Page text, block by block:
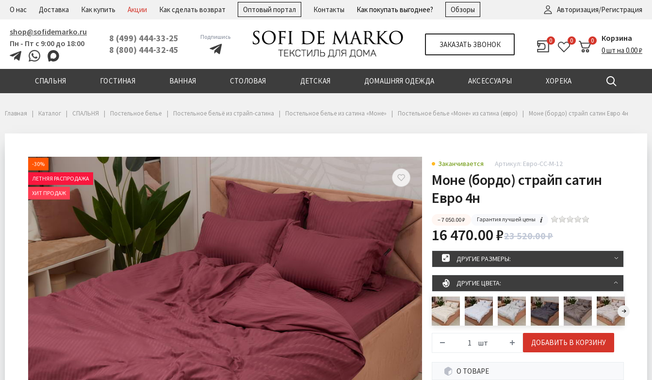
О нас Доставка Как купить Акции Как сделать возврат Оптовый портал Контакты Как покупать выгоднее? Обзоры Авторизация/Регистрация
shop@sofidemarko.ru
Пн - Пт с 9:00 до 18:00
8 (499) 444-33-25
8 (800) 444-32-45
Подпишись
ЗАКАЗАТЬ ЗВОНОК 0 0 0 Корзина
0 шт на 0.00 ₽
СПАЛЬНЯ ГОСТИНАЯ ВАННАЯ СТОЛОВАЯ ДЕТСКАЯ ДОМАШНЯЯ ОДЕЖДА АКСЕССУАРЫ ХОРЕКА
Регистрация
Главная Каталог СПАЛЬНЯ Постельное белье Постельное бельё из страйп-сатина Постельное белье из сатина «Моне» Постельное белье «Моне» из сатина (евро) Моне (бордо) страйп сатин Евро 4н
-30%
ЛЕТНЯЯ РАСПРОДАЖА
ХИТ ПРОДАЖ
Заканчивается Артикул: Евро-СС-М-12
Моне (бордо) страйп сатин
Евро 4н
– 7 050.00 ₽ Гарантия лучшей цены
16 470.00 ₽23 520.00 ₽
ДРУГИЕ РАЗМЕРЫ:
ДРУГИЕ ЦВЕТА:
шт ДОБАВИТЬ В КОРЗИНУ
О ТОВАРЕ